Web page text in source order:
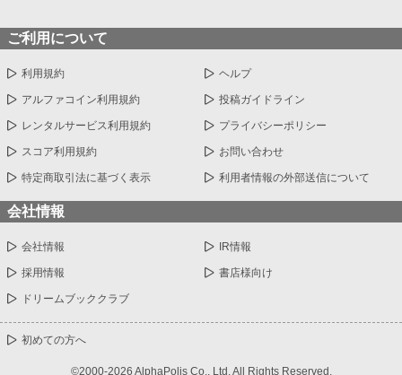
ご利用について
利用規約 ヘルプ
アルファコイン利用規約 投稿ガイドライン
レンタルサービス利用規約 プライバシーポリシー
スコア利用規約 お問い合わせ
特定商取引法に基づく表示 利用者情報の外部送信について
会社情報
会社情報 IR情報
採用情報 書店様向け
ドリームブッククラブ
初めての方へ
©2000-2026 AlphaPolis Co., Ltd. All Rights Reserved.